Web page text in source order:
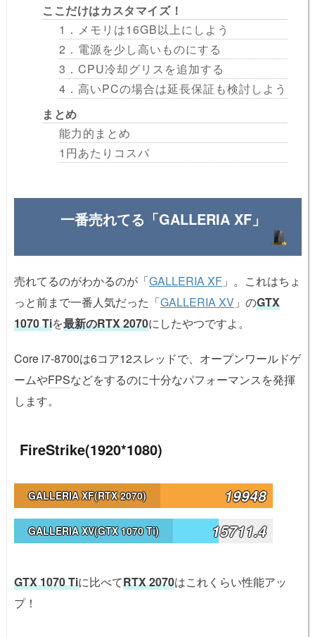
ここだけはカスタマイズ！
1．メモリは16GB以上にしよう
2．電源を少し高いものにする
3．CPU冷却グリスを追加する
4．高いPCの場合は延長保証も検討しよう
まとめ
能力的まとめ
1円あたりコスパ
一番売れてる「GALLERIA XF」
売れてるのがわかるのが「GALLERIA XF 」。これはちょ
っと前まで一番人気だった「GALLERIA XV 」のGTX
1070 Tiを最新のRTX 2070にしたやつですよ。
Core i7-8700は6コア12スレッドで、オープンワールドゲ
ームやFPSなどをするのに十分なパフォーマンスを発揮
します。
FireStrike(1920*1080)
GALLERIA XF(RTX 2070) 19948
GALLERIA XV(GTX 1070 Ti) 15711.4
GTX 1070 Tiに比べてRTX 2070はこれくらい性能アッ
プ！